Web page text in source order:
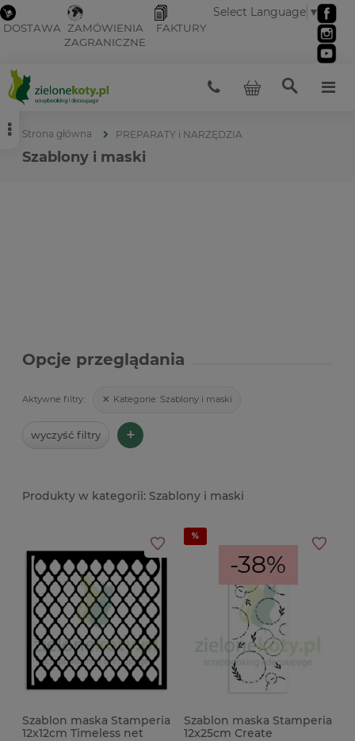
DOSTAWA ZAMÓWIENIA
ZAGRANICZNE
FAKTURY
Select Language ▼
Strona główna PREPARATY i NARZĘDZIA
Szablony i maski
Opcje przeglądania
Aktywne filtry: Kategorie: Szablony i maski
wyczyść filtry +
Szablony i maski
Szablon maska Stamperia
12x12cm Timeless net
-38%
Szablon maska Stamperia
12x25cm Create